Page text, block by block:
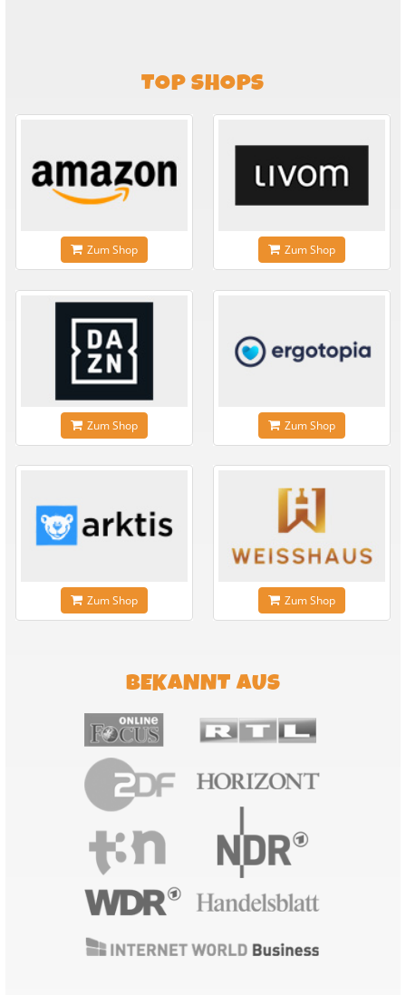
TOP SHOPS
Zum Shop Zum Shop
Zum Shop Zum Shop
Zum Shop Zum Shop
BEKANNT AUS